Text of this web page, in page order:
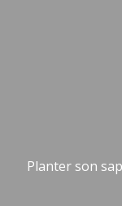
Planter son